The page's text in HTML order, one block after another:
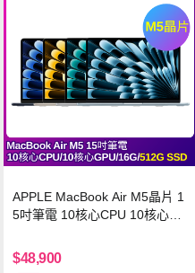
APPLE MacBook Air M5晶片 1
5吋筆電 10核心CPU 10核心GP
$48,900